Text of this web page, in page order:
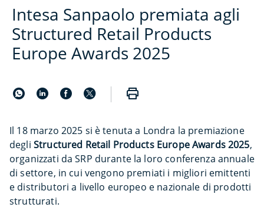
Intesa Sanpaolo premiata agli
Structured Retail Products
Europe Awards 2025
Il 18 marzo 2025 si è tenuta a Londra la premiazione
degli Structured Retail Products Europe Awards 2025,
organizzati da SRP durante la loro conferenza annuale
di settore, in cui vengono premiati i migliori emittenti
e distributori a livello europeo e nazionale di prodotti
strutturati.